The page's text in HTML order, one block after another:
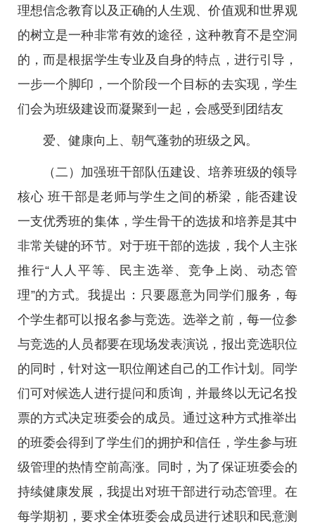
理想信念教育以及正确的人生观、价值观和世界观
的树立是一种非常有效的途径，这种教育不是空洞
的，而是根据学生专业及自身的特点，进行引导，
一步一个脚印，一个阶段一个目标的去实现，学生
们会为班级建设而凝聚到一起，会感受到团结友
爱、健康向上、朝气蓬勃的班级之风。
（二）加强班干部队伍建设、培养班级的领导
核心 班干部是老师与学生之间的桥梁，能否建设
一支优秀班的集体，学生骨干的选拔和培养是其中
非常关键的环节。对于班干部的选拔，我个人主张
推行“人人平等、民主选举、竞争上岗、动态管
理”的方式。我提出：只要愿意为同学们服务，每
个学生都可以报名参与竞选。选举之前，每一位参
与竞选的人员都要在现场发表演说，报出竞选职位
的同时，针对这一职位阐述自己的工作计划。同学
们可对候选人进行提问和质询，并最终以无记名投
票的方式决定班委会的成员。通过这种方式推举出
的班委会得到了学生们的拥护和信任，学生参与班
级管理的热情空前高涨。同时，为了保证班委会的
持续健康发展，我提出对班干部进行动态管理。在
每学期初，要求全体班委会成员进行述职和民意测